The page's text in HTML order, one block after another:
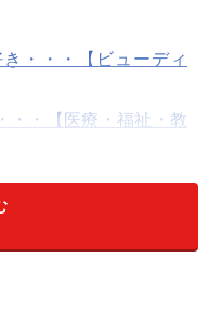
・・・【ビューディ
・・【医療・福祉・教
エンジニア関連の仕